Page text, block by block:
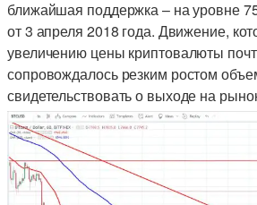
ближайшая поддержка – на уровне
от 3 апреля 2018 года. Движение,
увеличению цены криптовалюты
сопровождалось резким ростом
свидетельствовать о выходе на